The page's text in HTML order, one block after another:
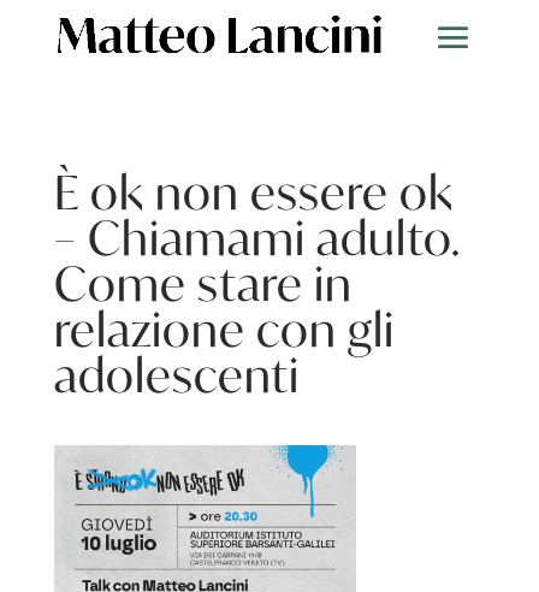
È ok non essere ok
– Chiamami adulto.
Come stare in
relazione con gli
adolescenti